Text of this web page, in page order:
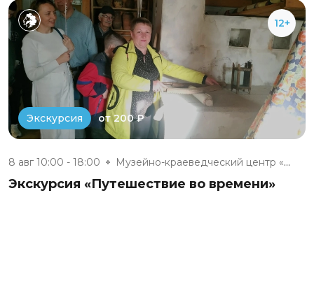
12+
Экскурсия от 200 ₽
8 авг 10:00 - 18:00 Музейно-краеведческий центр «Д...
Экскурсия «Путешествие во времени»